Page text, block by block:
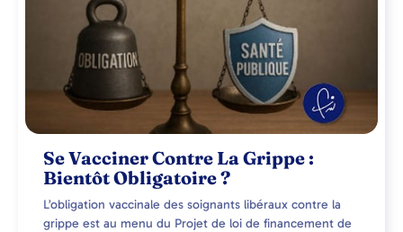
Se Vacciner Contre La Grippe :
Bientôt Obligatoire ?
L’obligation vaccinale des soignants libéraux contre la
grippe est au menu du Projet de loi de financement de